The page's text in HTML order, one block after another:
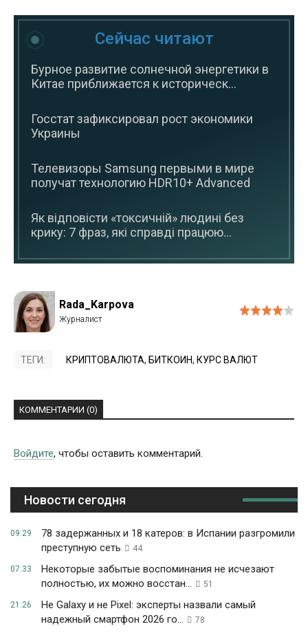
Сейчас читают
Бурное развитие солнечной энергетики в
Китае приближается к историческ...
Госстат зафиксировал рост экономики
Украины
Телевизоры Samsung первыми в мире
получат технологию HDR10+ Advanced
Як відповісти «токсичній» людині без
крику: 7 фраз, які справді працюю...
Rada_Karpova
ТЕГИ: КРИПТОВАЛЮТА, БИТКОИН, КУРС ВАЛЮТ
КОММЕНТАРИИ (0)
Войдите, чтобы оставить комментарий.
Новости сегодня
09:29
78 задержанных и 18 катеров: в Испании разгромили
преступную сеть
44
07:33
Некоторые забытые воспоминания не исчезают
полностью, их можно восстан...
51
21:26
Не Galaxy и не Pixel: эксперты назвали самый
надежный смартфон 2026 го...
78